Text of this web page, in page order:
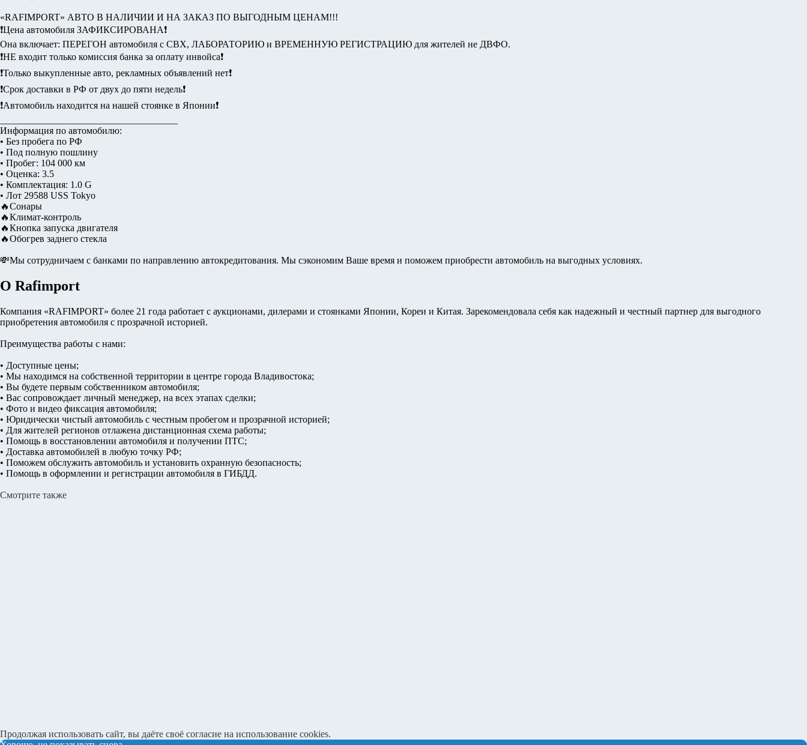
«RAFIMPORT» АВТО В НАЛИЧИИ И НА ЗАКАЗ ПО ВЫГОДНЫМ ЦЕНАМ!!!
❗️Цена автомобиля ЗАФИКСИРОВАНА❗️
Она включает: ПЕРЕГОН автомобиля с СВХ, ЛАБОРАТОРИЮ и ВРЕМЕННУЮ РЕГИСТРАЦИЮ для жителей не ДВФО.
❗️НЕ входит только комиссия банка за оплату инвойса❗️
❗️Только выкупленные авто, рекламных объявлений нет❗️
❗️Срок доставки в РФ от двух до пяти недель❗️
❗️Автомобиль находится на нашей стоянке в Японии❗️
Информация по автомобилю:
• Без пробега по РФ
• Под полную пошлину
• Пробег: 104 000 км
• Оценка: 3.5
• Комплектация: 1.0 G
• Лот 29588 USS Tokyo
🔥Сонары
🔥Климат-контроль
🔥Кнопка запуска двигателя
🔥Обогрев заднего стекла
💸Мы сотрудничаем с банками по направлению автокредитования. Мы сэкономим Ваше время и поможем приобрести автомобиль на выгодных условиях.
О Rafimport
Компания «RAFIMPORT» более 21 года работает с аукционами, дилерами и стоянками Японии, Кореи и Китая. Зарекомендовала себя как надежный и честный партнер для выгодного
приобретения автомобиля с прозрачной историей.
Преимущества работы с нами:
• Доступные цены;
• Мы находимся на собственной территории в центре города Владивостока;
• Вы будете первым собственником автомобиля;
• Вас сопровождает личный менеджер, на всех этапах сделки;
• Фото и видео фиксация автомобиля;
• Юридически чистый автомобиль с честным пробегом и прозрачной историей;
• Для жителей регионов отлажена дистанционная схема работы;
• Помощь в восстановлении автомобиля и получении ПТС;
• Доставка автомобилей в любую точку РФ;
• Поможем обслужить автомобиль и установить охранную безопасность;
• Помощь в оформлении и регистрации автомобиля в ГИБДД.
Смотрите также
Продолжая использовать сайт, вы даёте своё согласие на использование cookies.